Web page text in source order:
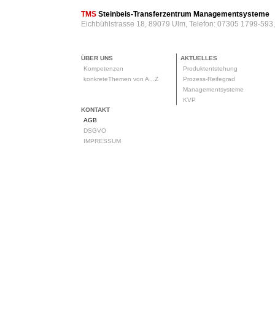
TMS Steinbeis-Transferzentrum Managementsysteme
Eichbühlstrasse 18, 89079 Ulm, Telefon: 07305 1799-
ÜBER UNS
Kompetenzen
konkreteThemen von A...Z
AKTUELLES
Produktentstehung
Prozess-Reifegrad
Managementsysteme
KVP
KONTAKT
AGB
DSGVO
IMPRESSUM